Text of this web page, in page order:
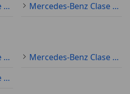
Mercedes-Benz Clase A (todo) coche pequeño
Mercedes-Benz Clase A (todo) sedán
Mercedes-Benz Clase A (todo) diésel
Mercedes-Benz Clase A (todo) gasolina
Mercedes-Benz Clase A (todo) electro/gasolina